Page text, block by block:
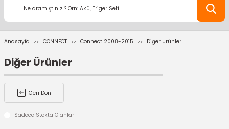
Anasayfa CONNECT Connect 2008-2015 Diğer Ürünler
Diğer Ürünler
Geri Dön
Sadece Stokta Olanlar